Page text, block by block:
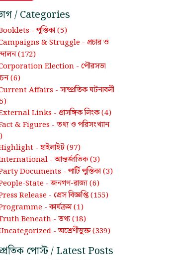
/ Categories
- পুস্তিকা (5)
& Struggle - প্রচার ও
(172)
Election - পৌরসভা
(6)
Affairs - সাম্প্রতিক ঘটনাবলী
Links - প্রাসঙ্গিক লিংক(4)
& Figures - তথ্য ও পরিসংখ্যান
-হাইলাইট(97)
-আন্তর্জাতিক(3)
Documents - পার্টি পুস্তিকা (3)
State -জনগণ-রাজ্য(6)
Release - প্রেস বিজ্ঞপ্তি(155)
-কার্যক্রম(1)
Beneath - তথ্য(18)
-অশ্রেণীভুক্ত(339)
পোস্ট / Latest Posts